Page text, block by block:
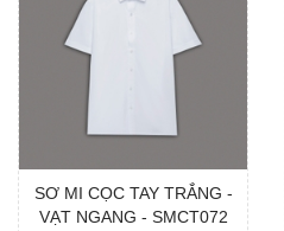
Chọn hàng
SƠ MI CỌC TAY TRẮNG -
VẠT NGANG - SMCT072